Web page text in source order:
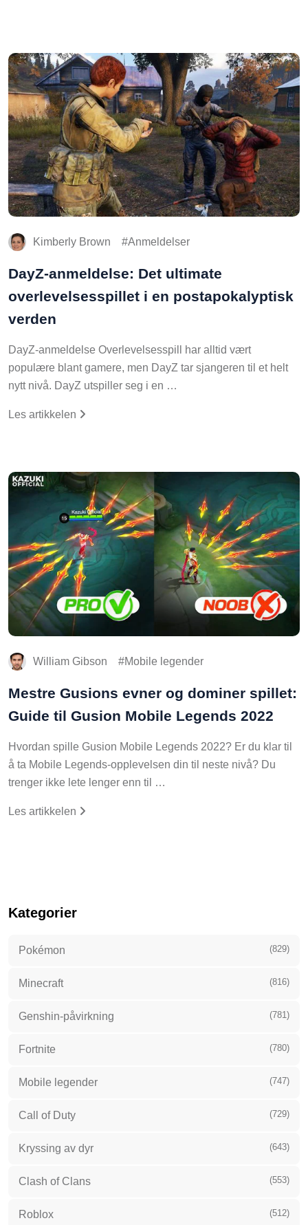
Kimberly Brown Anmeldelser
DayZ-anmeldelse: Det ultimate
overlevelsesspillet i en postapokalyptisk
verden
DayZ-anmeldelse Overlevelsesspill har alltid vært
populære blant gamere, men DayZ tar sjangeren til et helt
nytt nivå. DayZ utspiller seg i en …
Les artikkelen
William Gibson Mobile legender
Mestre Gusions evner og dominer spillet:
Guide til Gusion Mobile Legends 2022
Hvordan spille Gusion Mobile Legends 2022? Er du klar til
å ta Mobile Legends-opplevelsen din til neste nivå? Du
trenger ikke lete lenger enn til …
Les artikkelen
Kategorier
Pokémon (829)
Minecraft (816)
Genshin-påvirkning (781)
Fortnite (780)
Mobile legender (747)
Call of Duty (729)
Kryssing av dyr (643)
Clash of Clans (553)
Roblox (512)